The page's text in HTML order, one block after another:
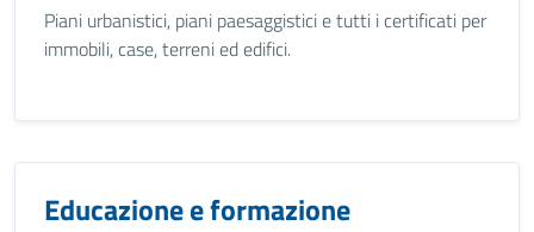
Piani urbanistici, piani paesaggistici e tutti i certificati per
immobili, case, terreni ed edifici.
Educazione e formazione